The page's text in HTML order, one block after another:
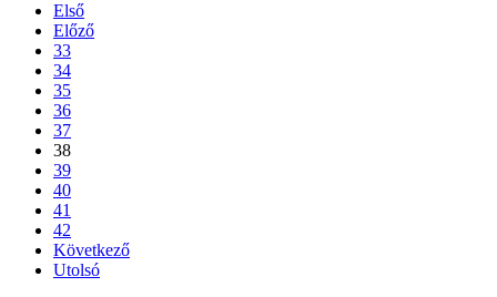
Első
Előző
33
34
35
36
37
38
39
40
41
42
Következő
Utolsó